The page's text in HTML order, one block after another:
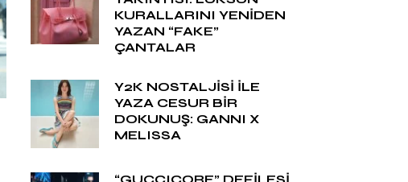
KURALLARINI YENİDEN
YAZAN “FAKE”
ÇANTALAR
Y2K NOSTALJİSİ İLE
YAZA CESUR BİR
DOKUNUŞ: GANNI X
MELISSA